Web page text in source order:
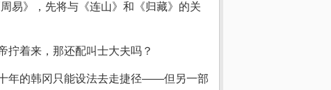
易》，先将与《连山》和《归藏》的关
拧着来，那还配叫士大夫吗？
年的韩冈只能设法去走捷径——但另一部